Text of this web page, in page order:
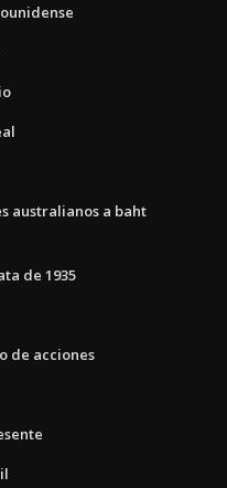
australianos a baht
de 1935
de acciones